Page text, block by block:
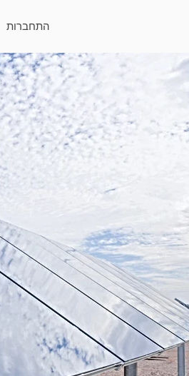
התחברות